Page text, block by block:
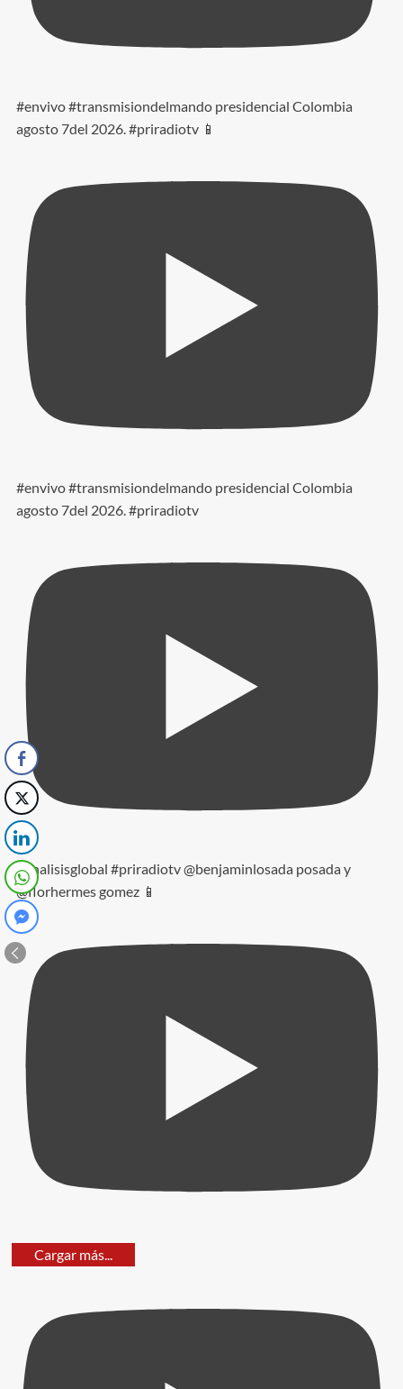
#envivo #transmisiondelmando presidencial Colombia
agosto 7del 2026. #priradiotv 📱
#envivo #transmisiondelmando presidencial Colombia
agosto 7del 2026. #priradiotv
#analisisglobal #priradiotv @benjaminlosada posada y
@florhermes gomez 📱
Cargar más...